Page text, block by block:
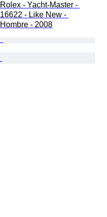
Rolex - Yacht-Master -
16622 - Like New -
Hombre - 2008